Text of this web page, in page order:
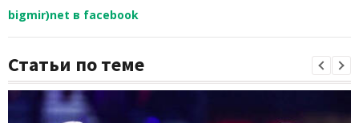
bigmir)net в facebook
Статьи по теме